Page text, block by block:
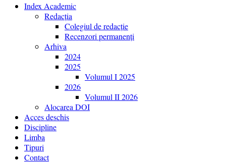
Index Academic
Redacția
Colegiul de redacție
Recenzori permanenți
Arhiva
2024
2025
Volumul I 2025
2026
Volumul II 2026
Alocarea DOI
Acces deschis
Discipline
Limba
Tipuri
Contact